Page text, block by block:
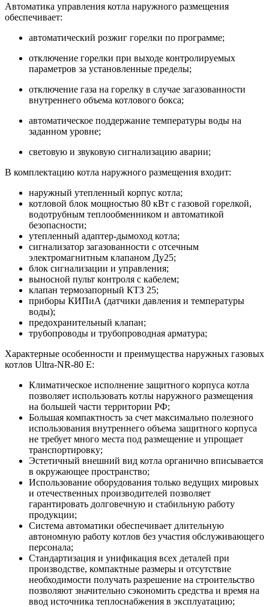
Автоматика управления котла наружного размещения
обеспечивает:
автоматический розжиг горелки по программе;
отключение горелки при выходе контролируемых
параметров за установленные пределы;
отключение газа на горелку в случае загазованности
внутреннего объема котлового бокса;
автоматическое поддержание температуры воды на
заданном уровне;
световую и звуковую сигнализацию аварии;
В комплектацию котла наружного размещения входит:
наружный утепленный корпус котла;
котловой блок мощностью 80 кВт с газовой горелкой,
водотрубным теплообменником и автоматикой
безопасности;
утепленный адаптер-дымоход котла;
сигнализатор загазованности с отсечным
электромагнитным клапаном Ду25;
блок сигнализации и управления;
выносной пульт контроля с кабелем;
клапан термозапорный КТЗ 25;
приборы КИПиА (датчики давления и температуры
воды);
предохранительный клапан;
трубопроводы и трубопроводная арматура;
Характерные особенности и преимущества наружных газовых
котлов Ultra-NR-80 E:
Климатическое исполнение защитного корпуса котла
позволяет использовать котлы наружного размещения
на большей части территории РФ;
Большая компактность за счет максимально полезного
использования внутреннего объема защитного корпуса
не требует много места под размещение и упрощает
транспортировку;
Эстетичный внешний вид котла органично вписывается
в окружающее пространство;
Использование оборудования только ведущих мировых
и отечественных производителей позволяет
гарантировать долговечную и стабильную работу
продукции;
Система автоматики обеспечивает длительную
автономную работу котлов без участия обслуживающего
персонала;
Стандартизация и унификация всех деталей при
производстве, компактные размеры и отсутствие
необходимости получать разрешение на строительство
позволяют значительно сэкономить средства и время на
ввод источника теплоснабжения в эксплуатацию;